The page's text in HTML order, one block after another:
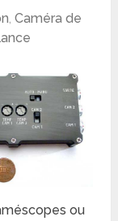
,Caméra de
ou